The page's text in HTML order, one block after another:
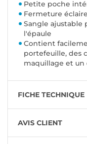
Petite poche
Fermeture
Sangle ajustable
l'épaule
Contient
portefeuille, des
maquillage et
FICHE TECHNIQUE
AVIS CLIENT